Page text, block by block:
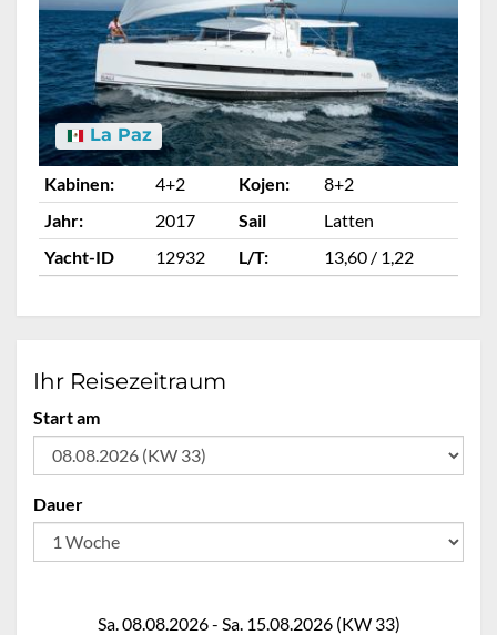
La Paz
Kabinen: 4+2 Kojen:
8+2
Jahr:
2017 Sail
Latten
Yacht-ID
12932 L/T: 13,60 / 1,22
Ihr Reisezeitraum
Start am
Dauer
Sa. 08.08.2026 - Sa. 15.08.2026 (KW 33)